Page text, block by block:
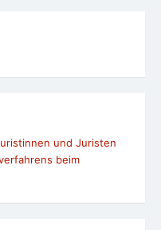
und Juristen
beim